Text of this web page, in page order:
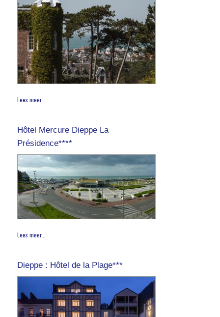
Lees meer...
Hôtel Mercure Dieppe La
Présidence****
Lees meer...
Dieppe : Hôtel de la Plage***